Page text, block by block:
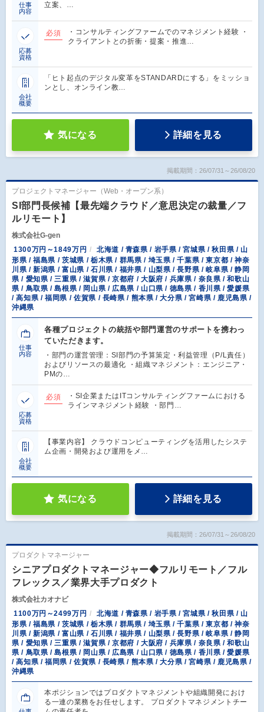
仕事
内容
立案、…
応募
資格
必須
・コンサルティングファームでのマネジメント経験 ・
クライアントとの折衝・提案・推進…
会社
概要
「ヒト起点のデジタル変革をSTANDARDにする」をミッショ
ンとし、オンライン教…
気になる 詳細を見る
掲載期間：26/07/31～26/08/20
プロジェクトマネージャー（Web・オープン系）
SI部門長候補【最先端クラウド／意思決定の裁量／フ
ルリモート】
株式会社G-gen
1300万円～1849万円
北海道 / 青森県 / 岩手県 / 宮城県 / 秋田県 / 山
形県 / 福島県 / 茨城県 / 栃木県 / 群馬県 / 埼玉県 / 千葉県 / 東京都 / 神奈
川県 / 新潟県 / 富山県 / 石川県 / 福井県 / 山梨県 / 長野県 / 岐阜県 / 静岡
県 / 愛知県 / 三重県 / 滋賀県 / 京都府 / 大阪府 / 兵庫県 / 奈良県 / 和歌山
県 / 鳥取県 / 島根県 / 岡山県 / 広島県 / 山口県 / 徳島県 / 香川県 / 愛媛県
/ 高知県 / 福岡県 / 佐賀県 / 長崎県 / 熊本県 / 大分県 / 宮崎県 / 鹿児島県 /
沖縄県
仕事
内容
各種プロジェクトの統括や部門運営のサポートを携わっ
ていただきます。
・部門の運営管理：SI部門の予算策定・利益管理（P/L責任）
およびリソースの最適化 ・組織マネジメント：エンジニア・
PMの…
応募
資格
必須
・SI企業またはITコンサルティングファームにおける
ラインマネジメント経験 ・部門…
会社
概要
【事業内容】 クラウドコンピューティングを活用したシステ
ム企画・開発および運用をメ…
気になる 詳細を見る
掲載期間：26/07/31～26/08/20
プロダクトマネージャー
シニアプロダクトマネージャー◆フルリモート／フル
フレックス／業界大手プロダクト
株式会社カオナビ
1100万円～2499万円
北海道 / 青森県 / 岩手県 / 宮城県 / 秋田県 / 山
形県 / 福島県 / 茨城県 / 栃木県 / 群馬県 / 埼玉県 / 千葉県 / 東京都 / 神奈
川県 / 新潟県 / 富山県 / 石川県 / 福井県 / 山梨県 / 長野県 / 岐阜県 / 静岡
県 / 愛知県 / 三重県 / 滋賀県 / 京都府 / 大阪府 / 兵庫県 / 奈良県 / 和歌山
県 / 鳥取県 / 島根県 / 岡山県 / 広島県 / 山口県 / 徳島県 / 香川県 / 愛媛県
/ 高知県 / 福岡県 / 佐賀県 / 長崎県 / 熊本県 / 大分県 / 宮崎県 / 鹿児島県 /
沖縄県
本ポジションではプロダクトマネジメントや組織開発におけ
る一連の業務をお任せします。 プロダクトマネジメントチー